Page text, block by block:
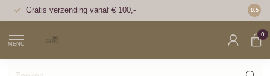
Gratis verzending vanaf € 100,- Voor
8.5
MENU
0